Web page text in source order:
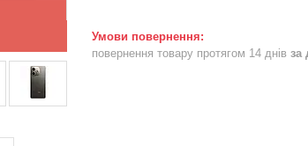
повернення товару протягом 14 днів за